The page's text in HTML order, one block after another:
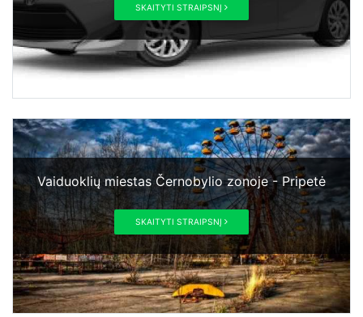
SKAITYTI STRAIPSNĮ
Vaiduoklių miestas Černobylio zonoje - Pripetė
SKAITYTI STRAIPSNĮ